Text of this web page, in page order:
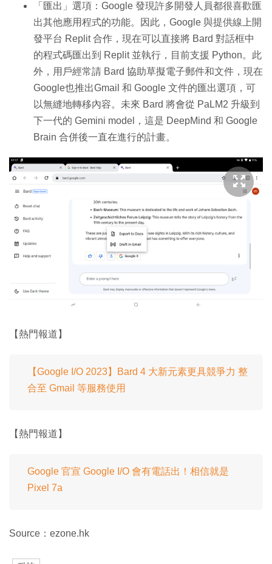
「匯出」選項：Google 發現許多開發人員都很喜歡匯
出其他應用程式的功能。因此，Google 與提供線上開
發平台 Replit 合作，現在可以直接將 Bard 對話框中
的程式碼匯出到 Replit 並執行，目前支援 Python。此
外，用戶經常請 Bard 協助草擬電子郵件和文件，現在
Google也推出Gmail 和 Google 文件的匯出選項，可
以無縫地轉移內容。未來 Bard 將會從 PaLM2 升級到
下一代的 Gemini model，這是 DeepMind 和 Google
Brain 合併後一直在進行的計畫。
【熱門報道】
【Google I/O 2023】Bard 4 大新元素更具競爭力 整
合至 Gmail 等服務使用
【熱門報道】
Google 官宣 Google I/O 會有電話出！相信就是
Pixel 7a
Source：ezone.hk